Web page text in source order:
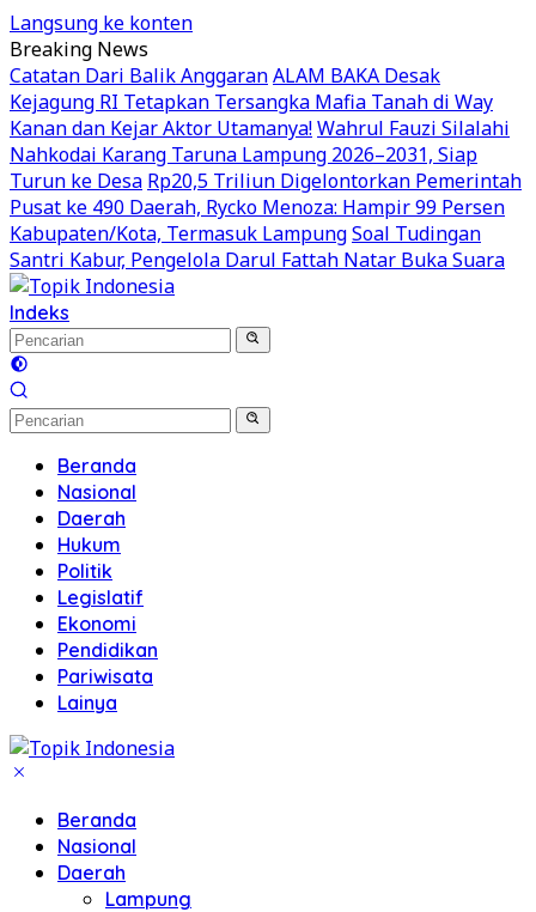
Langsung ke konten
Breaking News
Catatan Dari Balik AnggaranALAM BAKA Desak
Kejagung RI Tetapkan Tersangka Mafia Tanah di Way
Kanan dan Kejar Aktor Utamanya!Wahrul Fauzi Silalahi
Nahkodai Karang Taruna Lampung 2026–2031, Siap
Turun ke Desa Rp20,5 Triliun Digelontorkan Pemerintah
Pusat ke 490 Daerah, Rycko Menoza: Hampir 99 Persen
Kabupaten/Kota, Termasuk LampungSoal Tudingan
Santri Kabur, Pengelola Darul Fattah Natar Buka Suara
Indeks
Beranda
Nasional
Daerah
Hukum
Politik
Legislatif
Ekonomi
Pendidikan
Pariwisata
Lainya
Beranda
Nasional
Daerah
Lampung